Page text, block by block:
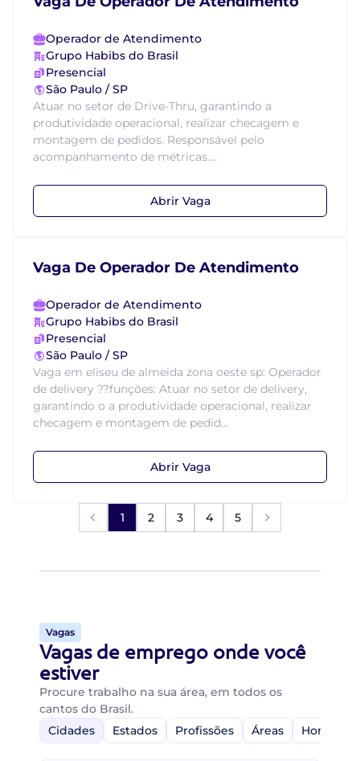
Operador de Atendimento
Grupo Habibs do Brasil
Presencial
São Paulo / SP
Atuar no setor de Drive-Thru, garantindo a
produtividade operacional, realizar checagem e
montagem de pedidos. Responsável pelo
acompanhamento de métricas....
Abrir Vaga
Vaga De Operador De Atendimento
Operador de Atendimento
Grupo Habibs do Brasil
Presencial
São Paulo / SP
Vaga em eliseu de almeida zona oeste sp: Operador
de delivery ??funções: Atuar no setor de delivery,
garantindo o a produtividade operacional, realizar
checagem e montagem de pedid...
Abrir Vaga
1 2 3 4 5
Vagas
Vagas de emprego onde você
estiver
Procure trabalho na sua área, em todos os
cantos do Brasil.
Cidades
Estados Profissões Áreas Home-